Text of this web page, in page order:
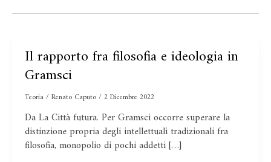
Il rapporto fra filosofia e ideologia in
Gramsci
Teoria/Renato Caputo/2 Dicembre 2022
Da La Città futura. Per Gramsci occorre superare la
distinzione propria degli intellettuali tradizionali fra
filosofia, monopolio di pochi addetti […]
Il
rapporto
fra
filosofia
e
ideologia
in
Gramsci